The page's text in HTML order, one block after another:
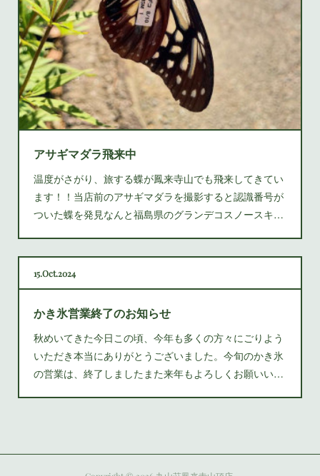
アサギマダラ飛来中
温度がさがり、旅する蝶が鳳来寺山でも飛来してきてい
ます！！当店前のアサギマダラを撮影すると認識番号が
ついた蝶を発見なんと福島県のグランデコスノースキ…
15Oct2024
かき氷営業終了のお知らせ
秋めいてきた今日この頃、今年も多くの方々にごりよう
いただき本当にありがとうございました。今旬のかき氷
の営業は、終了しましたまた来年もよろしくお願いい…